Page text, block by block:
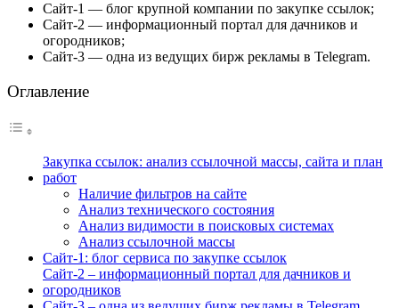
Сайт-1 — блог крупной компании по закупке ссылок;
Сайт-2 — информационный портал для дачников и
огородников;
Сайт-3 — одна из ведущих бирж рекламы в Telegram.
Оглавление
Закупка ссылок: анализ ссылочной массы, сайта и план
работ
Наличие фильтров на сайте
Анализ технического состояния
Анализ видимости в поисковых системах
Анализ ссылочной массы
Сайт-1: блог сервиса по закупке ссылок
Сайт-2 – информационный портал для дачников и
огородников